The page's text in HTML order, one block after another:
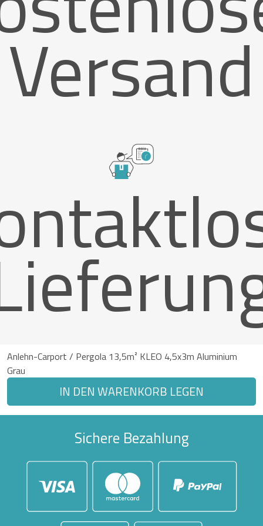
Versand
Anlehn-Carport / Pergola 13,5m² KLEO 4,5x3m Aluminium
Grau
IN DEN WARENKORB LEGEN
Sichere Bezahlung